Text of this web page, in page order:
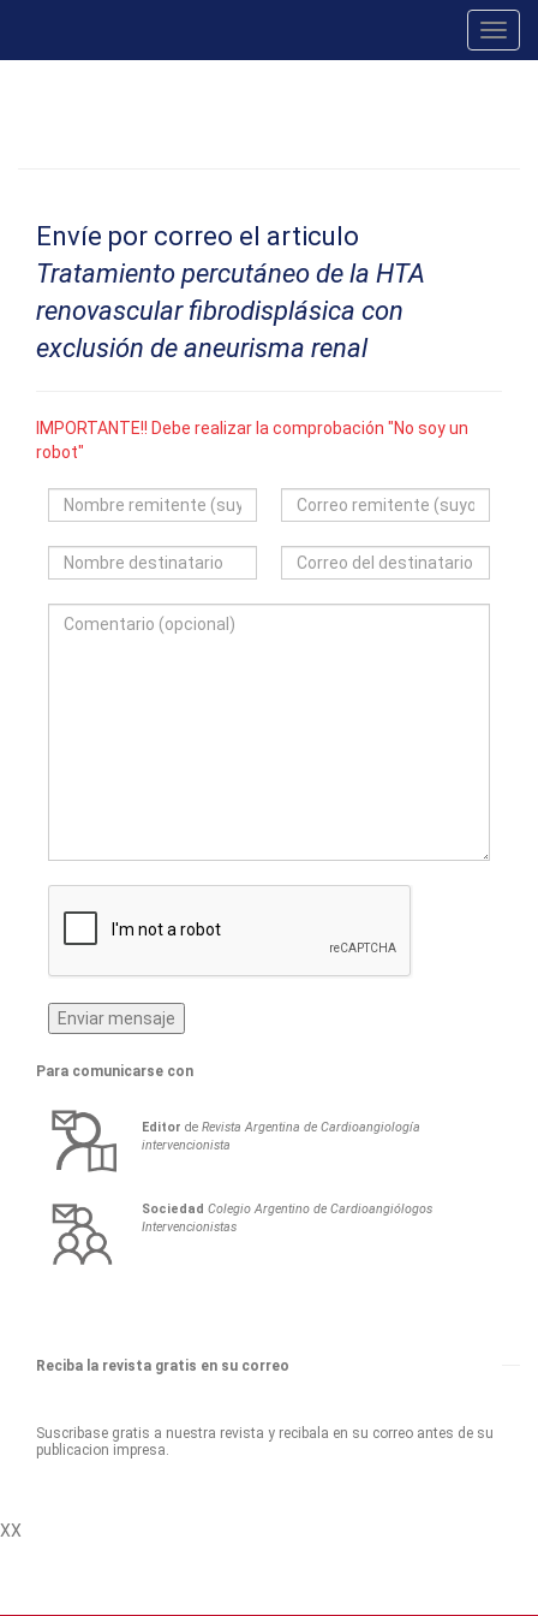
Envíe por correo el articulo
Tratamiento percutáneo de la HTA
renovascular fibrodisplásica con
exclusión de aneurisma renal
IMPORTANTE!! Debe realizar la comprobación "No soy un
robot"
Para comunicarse con
Editor deRevista Argentina de Cardioangiología
intervencionista
Sociedad Colegio Argentino de Cardioangiólogos
Intervencionistas
Reciba la revista gratis en su correo
Suscribase gratis a nuestra revista y recibala en su correo antes de su
publicacion impresa.
XX